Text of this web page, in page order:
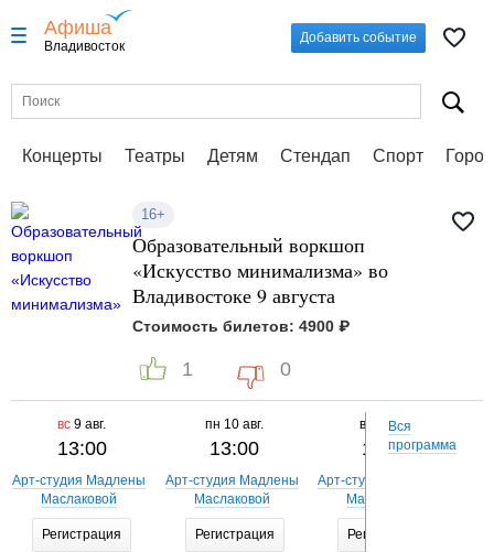
Афиша
Владивосток
Добавить событие
Концерты Театры Детям Стендап Спорт
16+
Образовательный воркшоп
«Искусство минимализма» во
Владивостоке 9 августа
Стоимость билетов: 4900 ₽
1 0
вс9 авг.
13:00
Арт-студия Мадлены
Маслаковой
Регистрация
пн 10 авг.
13:00
Арт-студия Мадлены
Маслаковой
Регистрация
вт 11 авг.
13:00
Арт-студия Мадлены
Маслаковой
Регистрация
Вся
программа